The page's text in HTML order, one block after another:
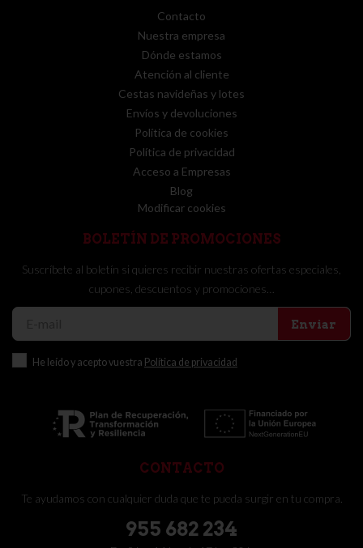
Contacto
Nuestra empresa
Dónde estamos
Atención al cliente
Cestas navideñas y lotes
Envíos y devoluciones
Política de cookies
Política de privacidad
Acceso a Empresas
Blog
Modificar cookies
BOLETÍN DE PROMOCIONES
Suscríbete al boletín si quieres recibir nuestras ofertas especiales,
cupones, descuentos y promociones…
Enviar
He leído y acepto vuestra Política de privacidad
CONTACTO
Te ayudamos con cualquier duda que te pueda surgir en tu compra.
955 682 234